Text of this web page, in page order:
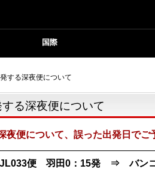
国際
する深夜便について
る深夜便について
夜便について、誤った出発日で
便 羽田0：15発 ⇒ バン